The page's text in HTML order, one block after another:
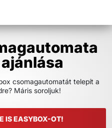
csomagautomatát telepít a
Máris soroljuk!
IS EASYBOX-OT!